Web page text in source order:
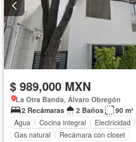
$ 989,000 MXN
La Otra Banda, Álvaro Obregón
2 Recámaras
2 Baños
90 m²
Agua
Cocina integral Electricidad
Gas natural
Recámara con closet